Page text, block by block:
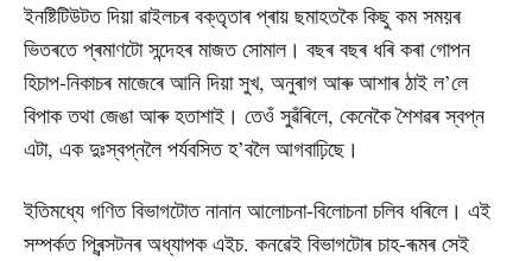
ইনষ্টিটিউটত দিয়া ৱাইলচৰ বক্তৃতাৰ প্ৰায় ছমাহতকৈ কিছু কম সময়ৰ
ভিতৰতে প্ৰমাণটো সন্দেহৰ মাজত সোমাল। বছৰ বছৰ ধৰি কৰা গোপন
হিচাপ-নিকাচৰ মাজেৰে আনি দিয়া সুখ, অনুৰাগ আৰু আশাৰ ঠাই ল’লে
বিপাক তথা জেঙা আৰু হতাশাই। তেওঁ সুৱঁৰিলে, কেনেকৈ শৈশৱৰ স্বপ্ন
এটা, এক দুঃস্বপ্নলৈ পৰ্যবসিত হ’বলৈ আগবাঢ়িছে।
ইতিমধ্যে গণিত বিভাগটোত নানান আলোচনা-বিলোচনা চলিব ধৰিলে। এই
সম্পৰ্কত প্ৰিন্সটনৰ অধ্যাপক এইচ. কনৱেই বিভাগটোৰ চাহ-ৰূমৰ সেই